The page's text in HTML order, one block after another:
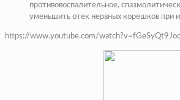
противовоспалительное,
уменьшить отек нервных корешков при
https://www.youtube.com/